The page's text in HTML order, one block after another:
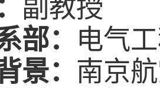
副教授
部： 电气
景： 南京